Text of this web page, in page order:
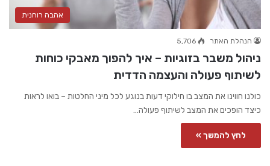
אהבה רוחנית
הנהלת האתר 5,706
ניהול משבר בזוגיות – איך להפוך מאבקי כוחות
לשיתוף פעולה והעצמה הדדית
כולנו חווינו את המצב בו חילוקי דעות בנוגע לכל מיני החלטות – בואו לראות
כיצד הופכים את המצב לשיתוף פעולה…
לחץ להמשך »